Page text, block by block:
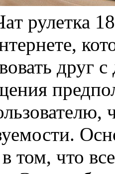
рулетка
друг
в том, что